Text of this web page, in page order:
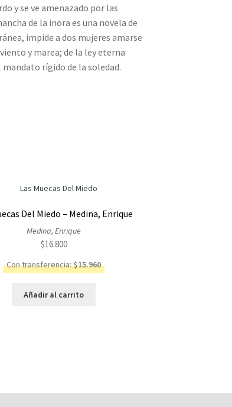
y se ve amenazado por las
de la inora es una novela de
impide a dos mujeres amarse
y marea; de la ley eterna
rígido de la soledad.
Del Miedo – Medina, Enrique
Medina, Enrique
$16.800
Con transferencia:$15.960
Añadir al carrito